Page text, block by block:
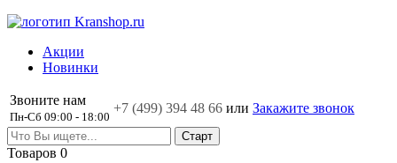
Акции
Новинки
Звоните нам
Пн-Сб 09:00 - 18:00
+7 (499) 394 48 66 или Закажите звонок
Товаров 0